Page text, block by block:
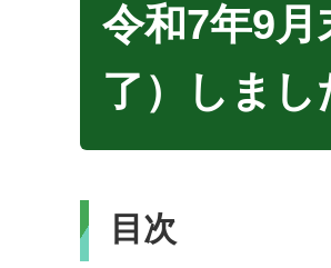
令和7年9
了）しまし
目次